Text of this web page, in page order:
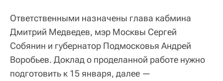
Ответственными назначены глава кабмина
Дмитрий Медведев, мэр Москвы Сергей
Собянин и губернатор Подмосковья Андрей
Воробьев. Доклад о проделанной работе нужно
подготовить к 15 января, далее —